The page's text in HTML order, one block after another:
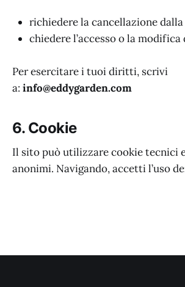
richiedere la cancellazione
chiedere l’accesso o la
Per esercitare i tuoi diritti, scrivi
a: info@eddygarden.com
6. Cookie
Il sito può utilizzare cookie tecnici
anonimi. Navigando, accetti l’uso